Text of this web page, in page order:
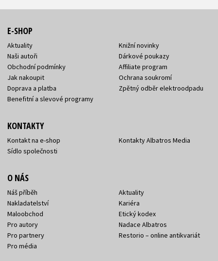
E-SHOP
Aktuality
Naši autoři
Obchodní podmínky
Jak nakoupit
Doprava a platba
Benefitní a slevové programy
Knižní novinky
Dárkové poukazy
Affiliate program
Ochrana soukromí
Zpětný odběr elektroodpadu
KONTAKTY
Kontakt na e-shop
Sídlo společnosti
Kontakty Albatros Media
O NÁS
Náš příběh
Nakladatelství
Maloobchod
Pro autory
Pro partnery
Pro média
Aktuality
Kariéra
Etický kodex
Nadace Albatros
Restorio – online antikvariát